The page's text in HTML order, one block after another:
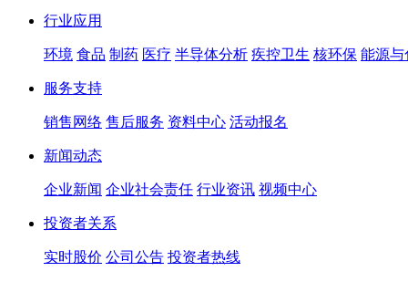
行业应用
环境 食品 制药 医疗 半导体分析 疾控卫生 核环保 能源与
服务支持
销售网络 售后服务 资料中心 活动报名
新闻动态
企业新闻 企业社会责任 行业资讯 视频中心
投资者关系
实时股价 公司公告 投资者热线